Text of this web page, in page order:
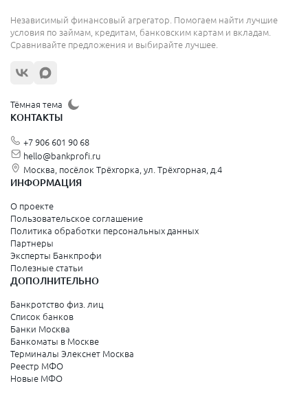
Независимый финансовый агрегатор. Помогаем найти лучшие
условия по займам, кредитам, банковским картам и вкладам.
Сравнивайте предложения и выбирайте лучшее.
Тёмная тема
КОНТАКТЫ
+7 906 601 90 68
hello@bankprofi.ru
Москва, посёлок Трёхгорка, ул. Трёхгорная, д.4
ИНФОРМАЦИЯ
О проекте
Пользовательское соглашение
Политика обработки персональных данных
Партнеры
Эксперты Банкпрофи
Полезные статьи
ДОПОЛНИТЕЛЬНО
Банкротство физ. лиц
Список банков
Банки Москва
Банкоматы в Москве
Терминалы Элекснет Москва
Реестр МФО
Новые МФО